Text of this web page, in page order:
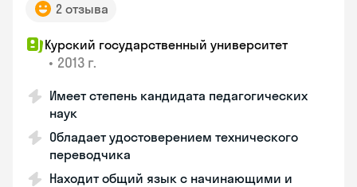
2 отзыва
Курский государственный университет
• 2013 г.
Имеет степень кандидата педагогических
наук
Обладает удостоверением технического
переводчика
Находит общий язык с начинающими и